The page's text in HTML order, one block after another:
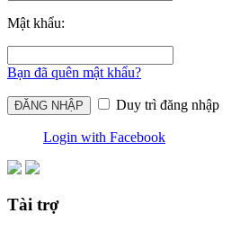
Mật khẩu:
Bạn đã quên mật khẩu?
Duy trì đăng nhập
Login with Facebook
Tài trợ